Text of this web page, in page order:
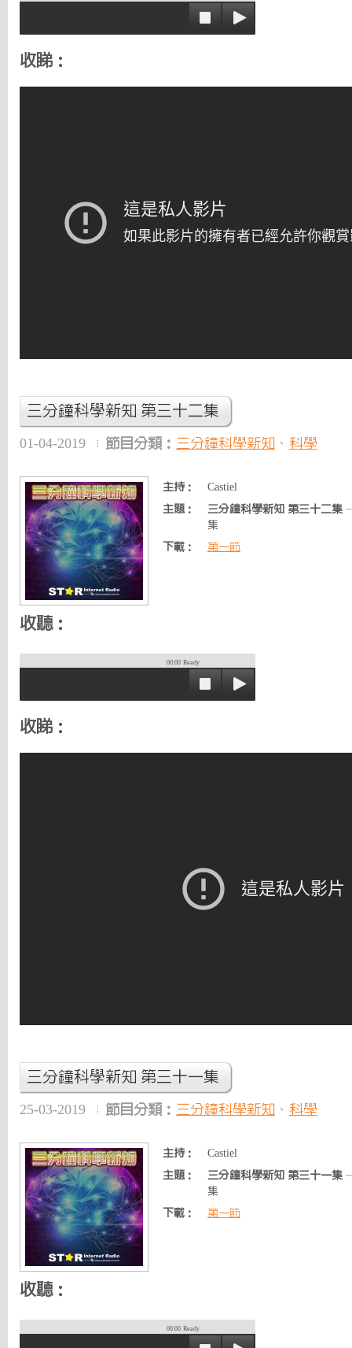
收睇：
三分鐘科學新知 第三十二集
01-04-2019 節目分類： 三分鐘科學新知 、 科學
主持：
Castiel
主題：
三分鐘科學新知 第三十二集
集
下載：
第一節
收聽：
00:00 Ready
收睇：
三分鐘科學新知 第三十一集
25-03-2019 節目分類： 三分鐘科學新知 、 科學
主持：
Castiel
主題：
三分鐘科學新知 第三十一集
集
下載：
第一節
收聽：
00:00 Ready